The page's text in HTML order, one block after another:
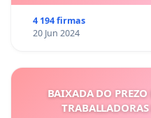
4 194 firmas
20 Jun 2024
BAIXADA DO